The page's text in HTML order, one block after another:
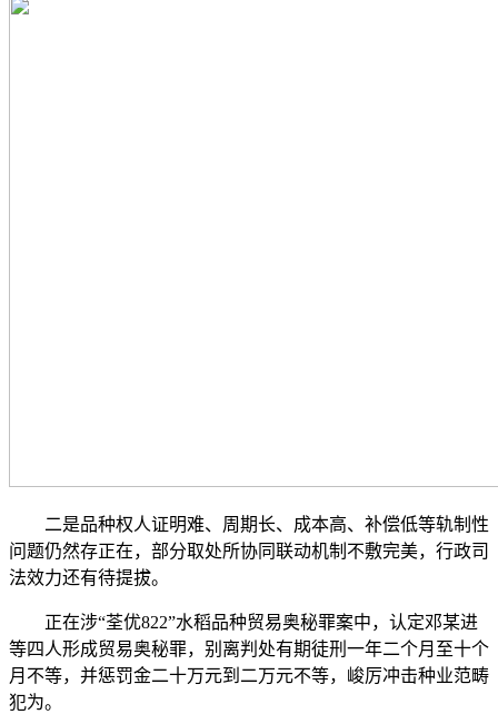
二是品种权人证明难、周期长、成本高、补偿低等轨制性
问题仍然存正在，部分取处所协同联动机制不敷完美，行政司
法效力还有待提拔。
正在涉“荃优822”水稻品种贸易奥秘罪案中，认定邓某进
等四人形成贸易奥秘罪，别离判处有期徒刑一年二个月至十个
月不等，并惩罚金二十万元到二万元不等，峻厉冲击种业范畴
犯为。